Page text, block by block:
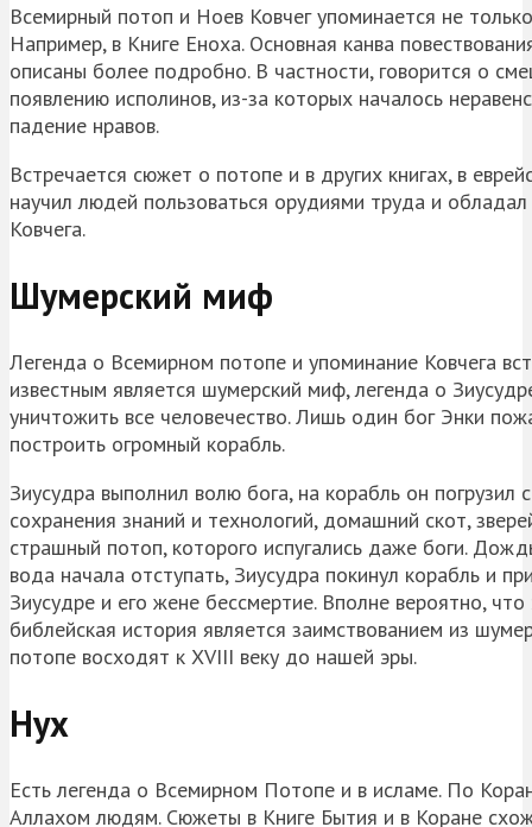
Всемирный потоп и Ноев Ковчег упоминается не
Например, в Книге Еноха. Основная канва
описаны более подробно. В частности, говорится о
появлению исполинов, из-за которых началось
падение нравов.
Встречается сюжет о потопе и в других книгах, в
научил людей пользоваться орудиями труда и
Ковчега.
Шумерский миф
Легенда о Всемирном потопе и упоминание Ковчега
известным является шумерский миф, легенда о
уничтожить все человечество. Лишь один бог Энки
построить огромный корабль.
Зиусудра выполнил волю бога, на корабль он
сохранения знаний и технологий, домашний скот,
страшный потоп, которого испугались даже боги.
вода начала отступать, Зиусудра покинул корабль и
Зиусудре и его жене бессмертие. Вполне вероятно,
библейская история является заимствованием из
потопе восходят к XVIII веку до нашей эры.
Нух
Есть легенда о Всемирном Потопе и в исламе. По
Аллахом людям. Сюжеты в Книге Бытия и в Коране